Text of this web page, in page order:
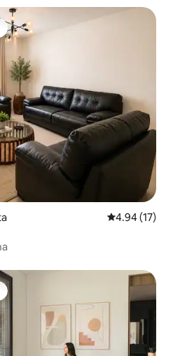
Calificación
4.94 (17)